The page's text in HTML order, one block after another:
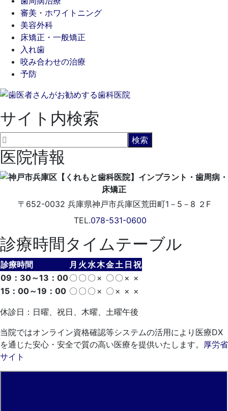
審美・ホワイトニング
美容外科
床矯正・一般矯正
入れ歯
咬み合わせの治療
予防
サイト内検索
医院情報
〒652-0032 兵庫県神戸市兵庫区荒田町1－5－8 ２F
TEL.078-531-0600
診療時間タイムテーブル
診療時間 月 火水木金土 日 祝
09：30～13：00〇 〇 〇 × 〇 〇 × ×
15：00～19：00 〇 〇 〇 × 〇 × × ×
休診日：日曜、祝日、木曜、土曜午後
当院ではオンライン資格確認等システムの活用により医療DX
を通じた安心・安全で質の高い医療を提供いたします。 厚労省
サイト